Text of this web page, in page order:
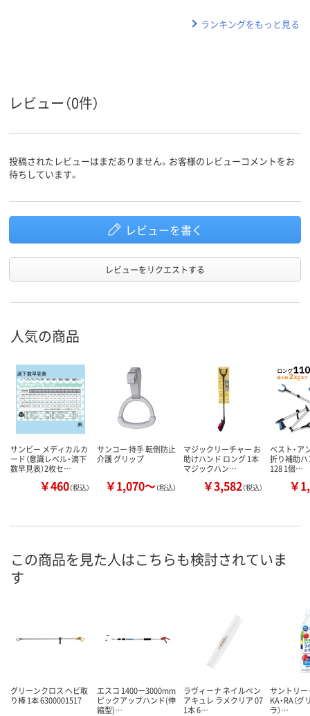
ランキングをもっと見る
レビュー（0件）
投稿されたレビューはまだありません。お客様のレビューコメントをお
待ちしています。
レビューを書く
レビューをリクエストする
人気の商品
サンビー メディカルカ
ード（意識レベル・滴下
数早見表）2枚セ…
￥460（税込）
サンコー 持手 転倒防止
介護 グリップ
￥1,070～（税込）
マジックリーチャー お
助けハンド ロング 1本
マジックハン…
￥3,582（税込）
ベスト・ア
折り補助
128 1個…
￥
この商品を見た人はこちらも検討されていま
す
グリーンクロス ヘビ取
り棒 1本 6300001517
エスコ 1400ー3000mm
ピックアップハンド(伸
縮型)…
ラヴィーナ ネイルペン
アキュレ ラメクリア 07
1本 6…
サントリー
KA・RA（
ラ）…